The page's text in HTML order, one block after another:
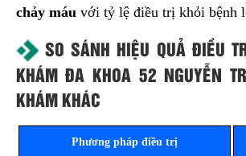
chảy máu với tỷ lệ điều trị khỏi bệnh
SO SÁNH HIỆU QUẢ ĐIỀU
KHÁM ĐA KHOA 52 NGUYỄN
KHÁM KHÁC
Phương pháp điều trị